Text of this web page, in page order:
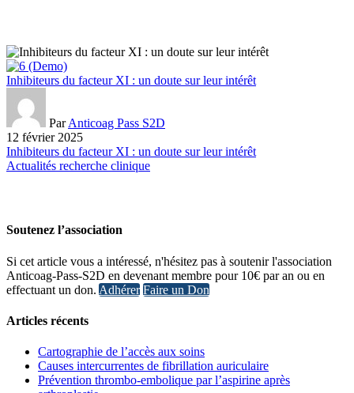
Inhibiteurs du facteur XI : un doute sur leur intérêt
ParAnticoag Pass S2D
12 février 2025
Inhibiteurs du facteur XI : un doute sur leur intérêt
Actualités recherche clinique
Soutenez l’association
Si cet article vous a intéressé, n'hésitez pas à soutenir l'association
Anticoag-Pass-S2D en devenant membre pour 10€ par an ou en
effectuant un don. Adhérer Faire un Don
Articles récents
Cartographie de l’accès aux soins
Causes intercurrentes de fibrillation auriculaire
Prévention thrombo-embolique par l’aspirine après